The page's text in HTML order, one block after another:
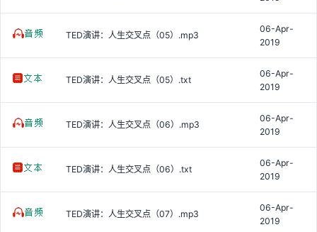
TED演讲：人生交叉点（05）.mp3
06-Apr-
2019
TED演讲：人生交叉点（05）.txt
06-Apr-
2019
TED演讲：人生交叉点（06）.mp3
06-Apr-
2019
TED演讲：人生交叉点（06）.txt
06-Apr-
2019
TED演讲：人生交叉点（07）.mp3
06-Apr-
2019